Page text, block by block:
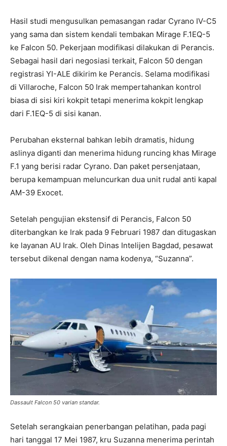
Hasil studi mengusulkan pemasangan radar Cyrano IV-C5
yang sama dan sistem kendali tembakan Mirage F.1EQ-5
ke Falcon 50. Pekerjaan modifikasi dilakukan di Perancis.
Sebagai hasil dari negosiasi terkait, Falcon 50 dengan
registrasi YI-ALE dikirim ke Perancis. Selama modifikasi
di Villaroche, Falcon 50 Irak mempertahankan kontrol
biasa di sisi kiri kokpit tetapi menerima kokpit lengkap
dari F.1EQ-5 di sisi kanan.
Perubahan eksternal bahkan lebih dramatis, hidung
aslinya diganti dan menerima hidung runcing khas Mirage
F.1 yang berisi radar Cyrano. Dan paket persenjataan,
berupa kemampuan meluncurkan dua unit rudal anti kapal
AM-39 Exocet.
Setelah pengujian ekstensif di Perancis, Falcon 50
diterbangkan ke Irak pada 9 Februari 1987 dan ditugaskan
ke layanan AU Irak. Oleh Dinas Intelijen Bagdad, pesawat
tersebut dikenal dengan nama kodenya, “Suzanna”.
Dassault Falcon 50 varian standar.
Setelah serangkaian penerbangan pelatihan, pada pagi
hari tanggal 17 Mei 1987, kru Suzanna menerima perintah